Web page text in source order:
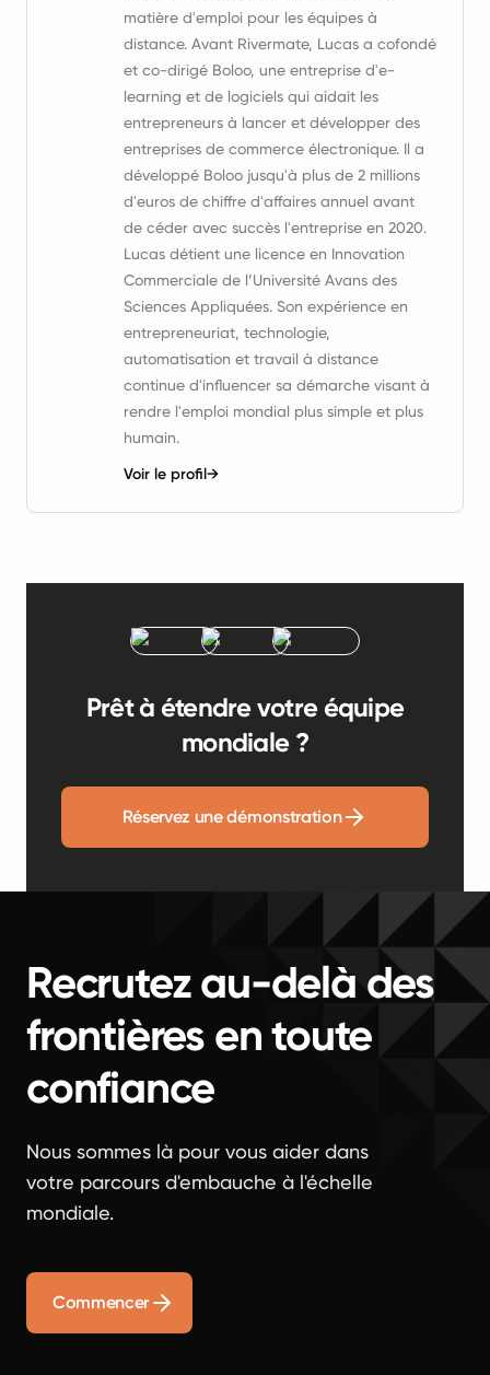
matière d'emploi pour les équipes à
distance. Avant Rivermate, Lucas a cofondé
et co-dirigé Boloo, une entreprise d'e-
learning et de logiciels qui aidait les
entrepreneurs à lancer et développer des
entreprises de commerce électronique. Il a
développé Boloo jusqu'à plus de 2 millions
d'euros de chiffre d'affaires annuel avant
de céder avec succès l'entreprise en 2020.
Lucas détient une licence en Innovation
Commerciale de l’Université Avans des
Sciences Appliquées. Son expérience en
entrepreneuriat, technologie,
automatisation et travail à distance
continue d'influencer sa démarche visant à
rendre l'emploi mondial plus simple et plus
humain.
Voir le profil→
Prêt à étendre votre équipe
mondiale ?
Réservez une démonstration
Recrutez au-delà des
frontières en toute
confiance
Nous sommes là pour vous aider dans
votre parcours d'embauche à l'échelle
mondiale.
Commencer